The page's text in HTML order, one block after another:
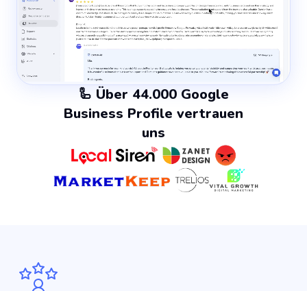
🦾 Über 44.000 Google
Business Profile vertrauen
uns